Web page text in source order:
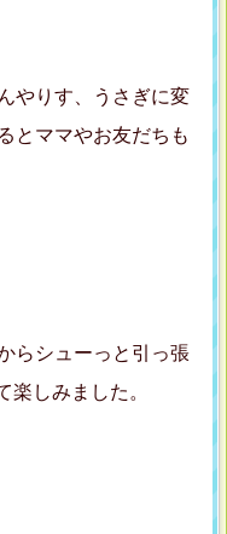
やりす、うさぎに変
とママやお友だちも
らシューっと引っ張
楽しみました。